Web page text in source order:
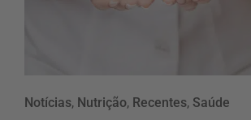
Notícias, Nutrição, Recentes, Saúde